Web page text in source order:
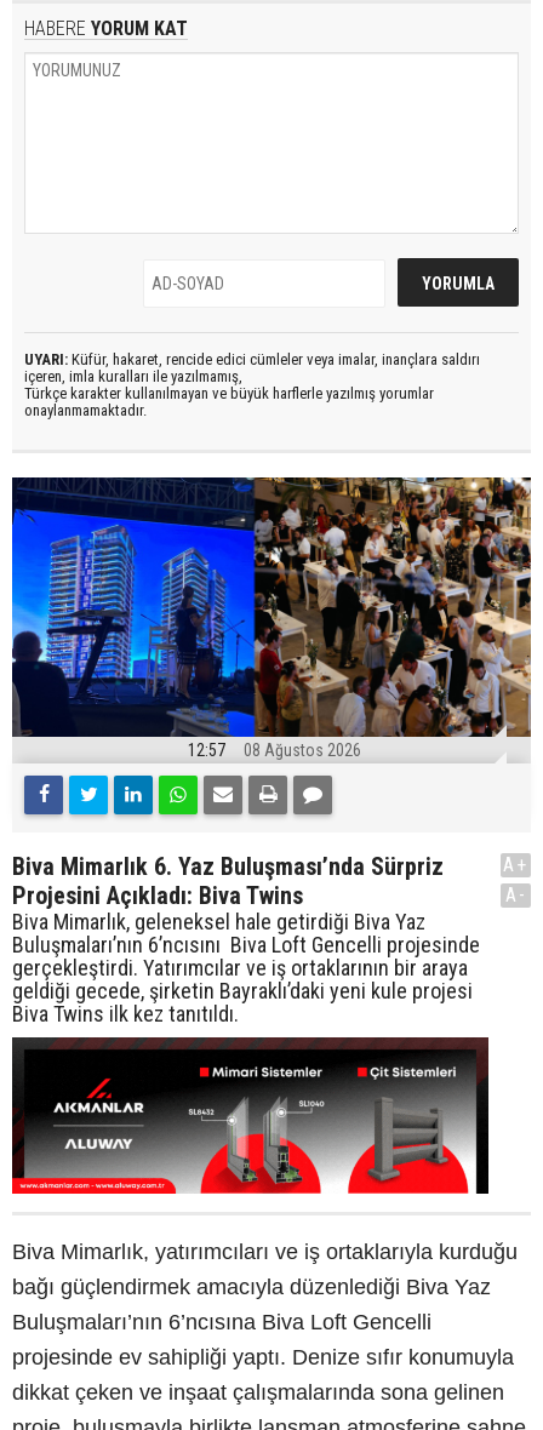
HABERE YORUM KAT
UYARI: Küfür, hakaret, rencide edici cümleler veya imalar, inançlara saldırı
içeren, imla kuralları ile yazılmamış,
Türkçe karakter kullanılmayan ve büyük harflerle yazılmış yorumlar
onaylanmamaktadır.
12:57 08 Ağustos 2026
Biva Mimarlık 6. Yaz Buluşması’nda Sürpriz
Projesini Açıkladı: Biva Twins
Biva Mimarlık, geleneksel hale getirdiği Biva Yaz
Buluşmaları’nın 6’ncısını Biva Loft Gencelli projesinde
gerçekleştirdi. Yatırımcılar ve iş ortaklarının bir araya
geldiği gecede, şirketin Bayraklı’daki yeni kule projesi
Biva Twins ilk kez tanıtıldı.
A+
A-
Biva Mimarlık, yatırımcıları ve iş ortaklarıyla kurduğu
bağı güçlendirmek amacıyla düzenlediği Biva Yaz
Buluşmaları’nın 6’ncısına Biva Loft Gencelli
projesinde ev sahipliği yaptı. Denize sıfır konumuyla
dikkat çeken ve inşaat çalışmalarında sona gelinen